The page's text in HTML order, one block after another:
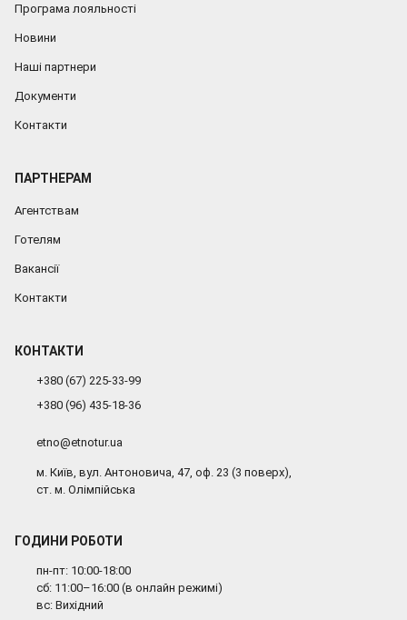
Програма лояльності
Новини
Наші партнери
Документи
Контакти
ПАРТНЕРАМ
Агентствам
Готелям
Вакансії
Контакти
КОНТАКТИ
+380 (67) 225-33-99
+380 (96) 435-18-36
etno@etnotur.ua
м. Київ, вул. Антоновича, 47, оф. 23 (3 поверх),
ст. м. Олімпійська
ГОДИНИ РОБОТИ
пн-пт: 10:00-18:00
сб: 11:00–16:00 (в онлайн режимі)
вс: Вихідний